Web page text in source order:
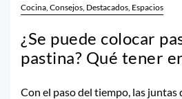
Cocina, Consejos, Destacados, Espacios
¿Se puede colocar
pastina? Qué tener
Con el paso del tiempo, las juntas